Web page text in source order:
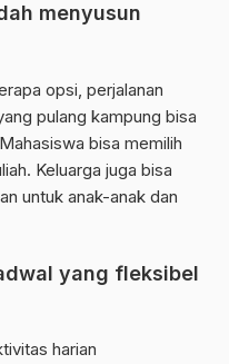
menyusun
opsi, perjalanan
pulang kampung bisa
bisa memilih
Keluarga juga bisa
untuk anak-anak dan
yang fleksibel
harian